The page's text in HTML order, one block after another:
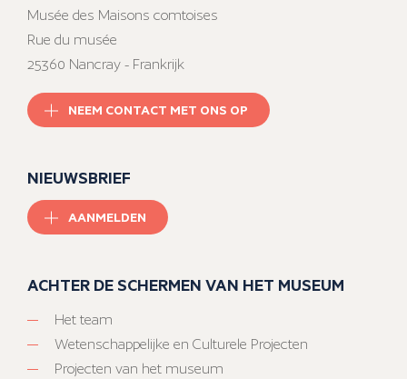
Musée des Maisons comtoises
Rue du musée
25360 Nancray - Frankrijk
NEEM CONTACT MET ONS OP
NIEUWSBRIEF
AANMELDEN
ACHTER DE SCHERMEN VAN HET MUSEUM
Het team
Wetenschappelijke en Culturele Projecten
Projecten van het museum